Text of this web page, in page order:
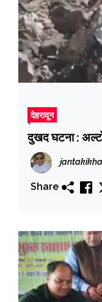
देहरादून
दुखद घटना :
Share